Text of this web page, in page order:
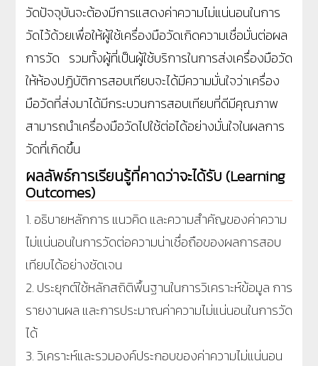
วัดปัจจุบันจะต้องมีการแสดงค่าความไม่แน่นอนในการ
วัดไว้ด้วยเพื่อให้ผู้ใช้เครื่องมือวัดเกิดความเชื่อมั่นต่อผล
การวัด รวมทั้งผู้ที่เป็นผู้ใช้บริการในการส่งเครื่องมือวัด
ให้ห้องปฏิบัติการสอบเทียบจะได้มีความมั่นใจว่าเครื่อง
มือวัดที่ส่งมาได้มีกระบวนการสอบเทียบที่ดีมีคุณภาพ
สามารถนำเครื่องมือวัดไปใช้ต่อได้อย่างมั่นใจในผลการ
วัดที่เกิดขึ้น
ผลลัพธ์การเรียนรู้ที่คาดว่าจะได้รับ (Learning
Outcomes)
1. อธิบายหลักการ แนวคิด และความสำคัญของค่าความ
ไม่แน่นอนในการวัดต่อความน่าเชื่อถือของผลการสอบ
เทียบได้อย่างชัดเจน
2. ประยุกต์ใช้หลักสถิติพื้นฐานในการวิเคราะห์ข้อมูล การ
รายงานผล และการประมาณค่าความไม่แน่นอนในการวัด
ได้
3. วิเคราะห์และรวมองค์ประกอบของค่าความไม่แน่นอน